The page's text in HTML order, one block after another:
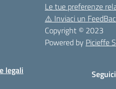
Le tue preferenze
⚠️ Inviaci un
Copyright © 2023
Powered by Picieffe
legali